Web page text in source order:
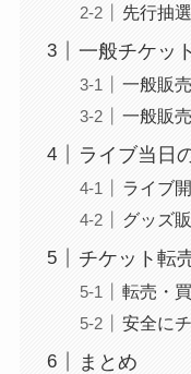
先行抽
一般チケッ
一般販
一般販
ライブ当日
ライブ
グッズ
チケット転
転売・
安全に
まとめ